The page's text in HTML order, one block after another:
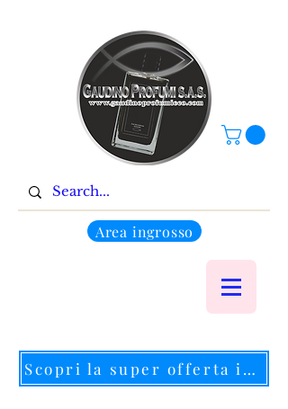
Scopri la super offerta in corso
Area ingrosso